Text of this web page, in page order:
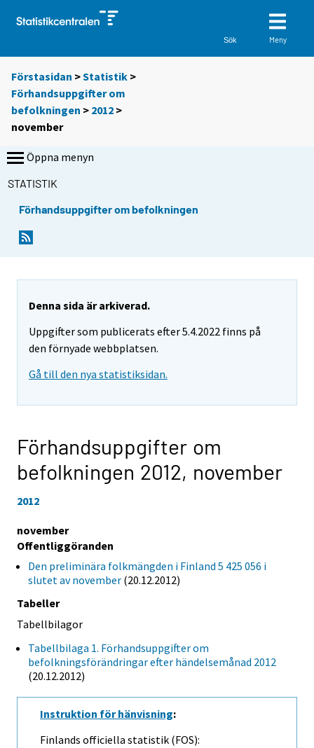
Sök Meny
Förstasidan >Statistik >
Förhandsuppgifter om
befolkningen > 2012 >
november
Öppna menyn
STATISTIK
Förhandsuppgifter om befolkningen
Denna sida är arkiverad.
Uppgifter som publicerats efter 5.4.2022 finns på
den förnyade webbplatsen.
Gå till den nya statistiksidan.
Förhandsuppgifter om
befolkningen 2012, november
2012
november
Offentliggöranden
Den preliminära folkmängden i Finland 5 425 056 i
slutet av november (20.12.2012)
Tabeller
Tabellbilagor
Tabellbilaga 1. Förhandsuppgifter om
befolkningsförändringar efter händelsemånad 2012
(20.12.2012)
Instruktion för hänvisning:
Finlands officiella statistik (FOS):